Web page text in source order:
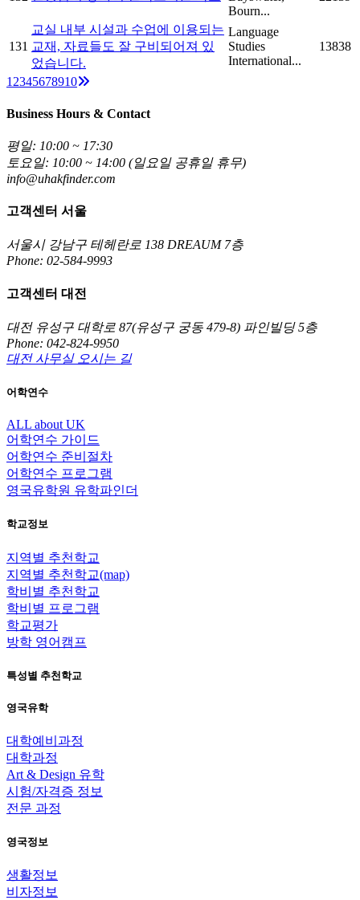
Bourn...
131
교실 내부 시설과 수업에 이용되는
교재, 자료들도 잘 구비되어져 있
었습니다.
Language
Studies
International...
13838
1 2345678910Next
Business Hours & Contact
평일: 10:00 ~ 17:30
토요일: 10:00 ~ 14:00 (일요일 공휴일 휴무)
info@uhakfinder.com
고객센터 서울
서울시 강남구 테헤란로 138 DREAUM 7층
Phone: 02-584-9993
고객센터 대전
대전 유성구 대학로 87(유성구 궁동 479-8) 파인빌딩 5층
Phone: 042-824-9950
대전 사무실 오시는 길
어학연수
ALL about UK
어학연수 가이드
어학연수 준비절차
어학연수 프로그램
영국유학원 유학파인더
학교정보
지역별 추천학교
지역별 추천학교(map)
학비별 추천학교
학비별 프로그램
학교평가
방학 영어캠프
특성별 추천학교
영국유학
대학예비과정
대학과정
Art & Design 유학
시험/자격증 정보
전문 과정
영국정보
생활정보
비자정보